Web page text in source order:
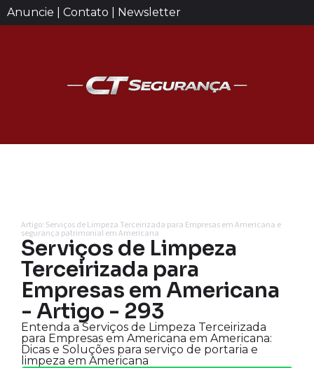
Anuncie | Contato | Newsletter
Artigo: Serviços de Limpeza Terceirizada para Empresas em Americana e
segurança patrimonial em Americana
Serviços de Limpeza
Terceirizada para
Empresas em Americana
- Artigo - 293
Entenda a Serviços de Limpeza Terceirizada
para Empresas em Americana em Americana:
Dicas e Soluções para serviço de portaria e
limpeza em Americana